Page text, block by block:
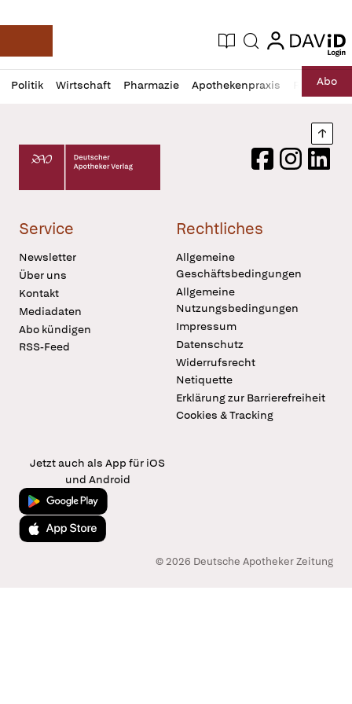
Deutsche Apotheker Zeitung
Aktuelle Ausgabe
Suche login
login
Politik Wirtschaft Pharmazie Apothekenpraxis RechtAbo
Profil
öffnen
Daz
Pur
Deutscher Apotheker Verlag Logo
FacebookInstagram
Service
Newsletter
Über uns
Kontakt
Mediadaten
Abo kündigen
RSS-Feed
Rechtliches
Allgemeine
Geschäftsbedingungen
Allgemeine
Nutzungsbedingungen
Impressum
Datenschutz
Widerrufsrecht
Netiquette
Erklärung zur Barrierefreiheit
Cookies & Tracking
Jetzt auch als App für iOS
und Android
Jetzt bei Google Play
Laden im App Store
© 2026 Deutsche Apotheker Zeitung